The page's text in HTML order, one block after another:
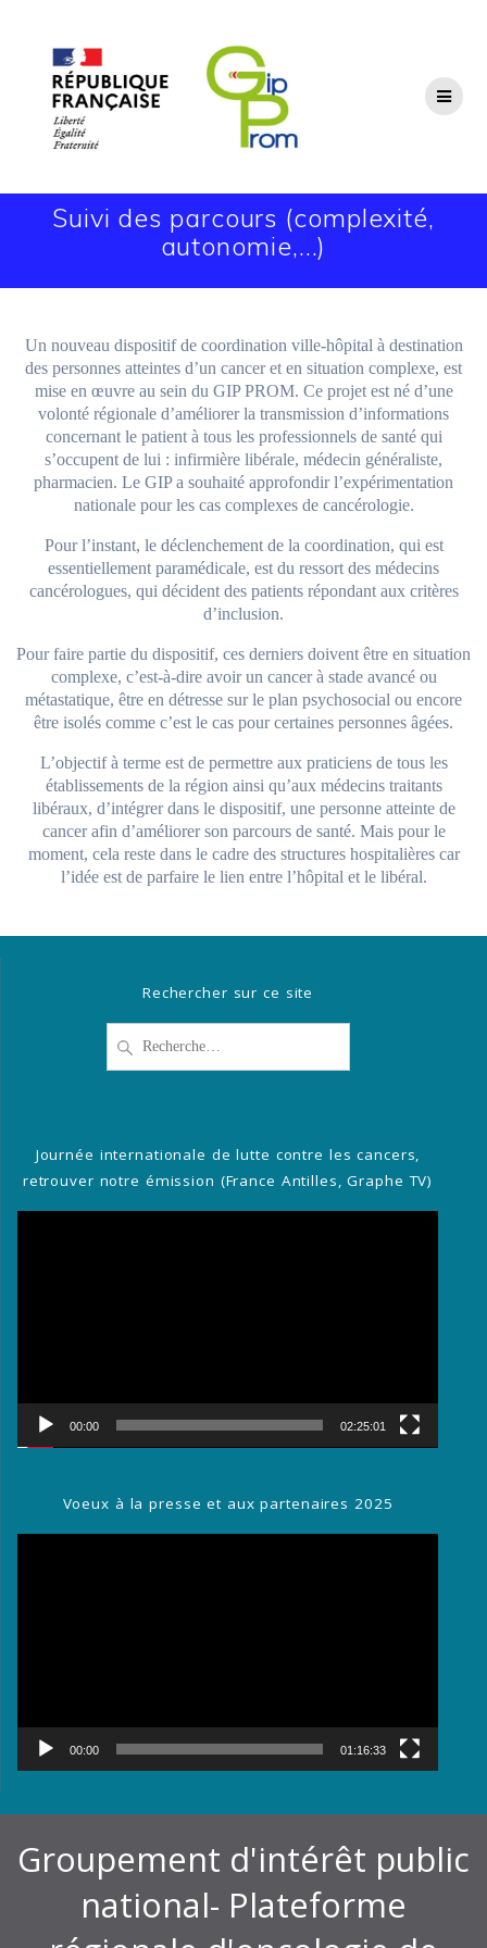
contenu
Suivi des parcours (complexité,
autonomie,…)
Un nouveau dispositif de coordination ville-hôpital à destination
des personnes atteintes d’un cancer et en situation complexe, est
mise en œuvre au sein du GIP PROM. Ce projet est né d’une
volonté régionale d’améliorer la transmission d’informations
concernant le patient à tous les professionnels de santé qui
s’occupent de lui : infirmière libérale, médecin généraliste,
pharmacien. Le GIP a souhaité approfondir l’expérimentation
nationale pour les cas complexes de cancérologie.
Pour l’instant, le déclenchement de la coordination, qui est
essentiellement paramédicale, est du ressort des médecins
cancérologues, qui décident des patients répondant aux critères
d’inclusion.
Pour faire partie du dispositif, ces derniers doivent être en situation
complexe, c’est-à-dire avoir un cancer à stade avancé ou
métastatique, être en détresse sur le plan psychosocial ou encore
être isolés comme c’est le cas pour certaines personnes âgées.
L’objectif à terme est de permettre aux praticiens de tous les
établissements de la région ainsi qu’aux médecins traitants
libéraux, d’intégrer dans le dispositif, une personne atteinte de
cancer afin d’améliorer son parcours de santé. Mais pour le
moment, cela reste dans le cadre des structures hospitalières car
l’idée est de parfaire le lien entre l’hôpital et le libéral.
Rechercher sur ce site
pour
Journée internationale de lutte contre les cancers,
retrouver notre émission (France Antilles, Graphe TV)
00:00 02:25:01
Voeux à la presse et aux partenaires 2025
00:00 01:16:33
Groupement d'intérêt public
national- Plateforme